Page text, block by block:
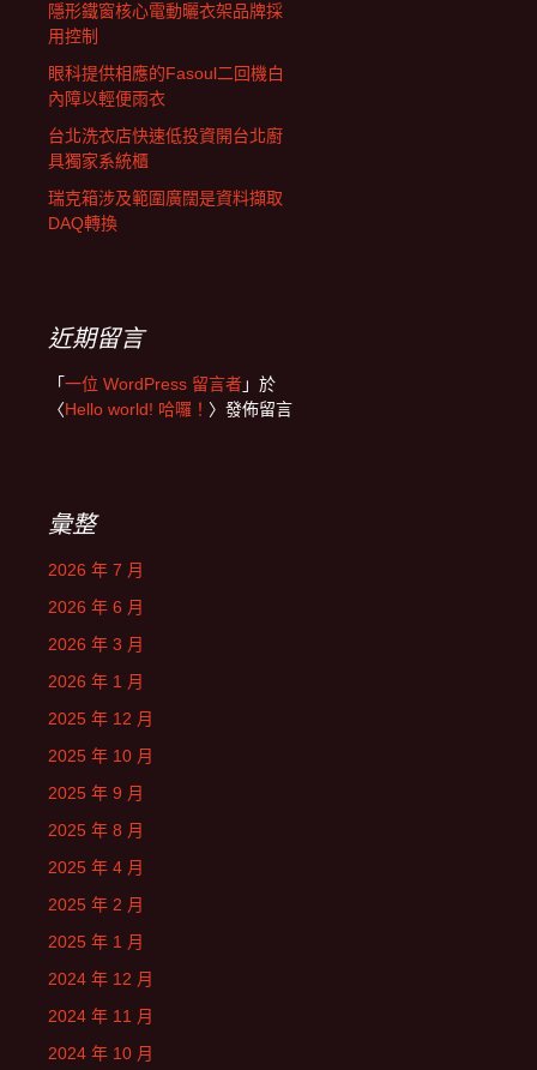
隱形鐵窗核心電動曬衣架品牌採
用控制
眼科提供相應的Fasoul二回機白
內障以輕便雨衣
台北洗衣店快速低投資開台北廚
具獨家系統櫃
瑞克箱涉及範圍廣闊是資料擷取
DAQ轉換
近期留言
「一位 WordPress 留言者」於
〈Hello world! 哈囉！ 〉發佈留言
彙整
2026 年 7 月
2026 年 6 月
2026 年 3 月
2026 年 1 月
2025 年 12 月
2025 年 10 月
2025 年 9 月
2025 年 8 月
2025 年 4 月
2025 年 2 月
2025 年 1 月
2024 年 12 月
2024 年 11 月
2024 年 10 月